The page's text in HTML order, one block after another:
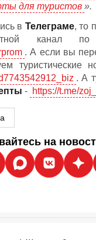
для туристов ».
в Телеграме, то
канал
. А если вы
туристические
. А
- https://t.me/
на